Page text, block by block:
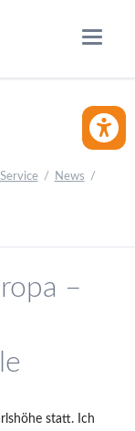
News
–
statt. Ich